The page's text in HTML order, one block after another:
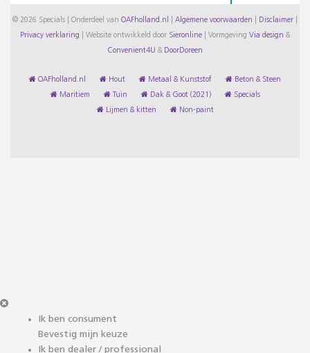
© 2026 Specials | Onderdeel van OAFholland.nl Algemene voorwaarden Disclaimer
Privacy verklaring Website ontwikkeld door Sieronline Vormgeving Via design &
Convenient4U & DoorDoreen
OAFholland.nl Hout Metaal & Kunststof Beton & Steen
Maritiem Tuin Dak & Goot (2021) Specials
Lijmen & kitten Non-paint
Ik ben consument
Bevestig mijn keuze
Ik ben dealer / professional